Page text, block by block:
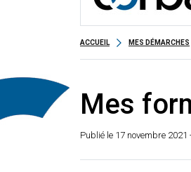
ACCUEIL MES DÉMARCHES
Mes
Publié le 17 novembre 2021